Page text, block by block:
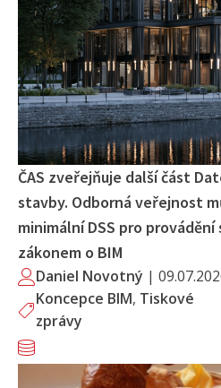
ČAS zveřejňuje další část
stavby. Odborná veřejnost
minimální DSS pro
zákonem o BIM
Daniel Novotný |
Koncepce BIM, Tiskové
zprávy